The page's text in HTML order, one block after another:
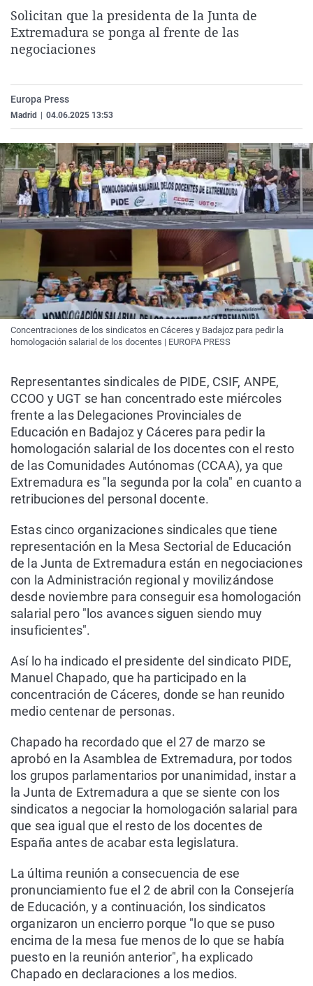
La rosa de los vientos
Gente viajera
Caso
Retornados
Operación Viuda
Extremadura
Galicia
Navarra
Virales
Televisión
Solicitan que la presidenta de la Junta de
Extremadura se ponga al frente de las
negociaciones
Europa Press
Madrid 04.06.2025 13:53
Concentraciones de los sindicatos en Cáceres y Badajoz para pedir la
homologación salarial de los docentes | EUROPA PRESS
Representantes sindicales de PIDE, CSIF, ANPE,
CCOO y UGT se han concentrado este miércoles
frente a las Delegaciones Provinciales de
Educación en Badajoz y Cáceres para pedir la
homologación salarial de los docentes con el resto
de las Comunidades Autónomas (CCAA), ya que
Extremadura es "la segunda por la cola" en cuanto a
retribuciones del personal docente.
Estas cinco organizaciones sindicales que tiene
representación en la Mesa Sectorial de Educación
de la Junta de Extremadura están en negociaciones
con la Administración regional y movilizándose
desde noviembre para conseguir esa homologación
salarial pero "los avances siguen siendo muy
insuficientes".
Así lo ha indicado el presidente del sindicato PIDE,
Manuel Chapado, que ha participado en la
concentración de Cáceres, donde se han reunido
medio centenar de personas.
Chapado ha recordado que el 27 de marzo se
aprobó en la Asamblea de Extremadura, por todos
los grupos parlamentarios por unanimidad, instar a
la Junta de Extremadura a que se siente con los
sindicatos a negociar la homologación salarial para
que sea igual que el resto de los docentes de
España antes de acabar esta legislatura.
La última reunión a consecuencia de ese
pronunciamiento fue el 2 de abril con la Consejería
de Educación, y a continuación, los sindicatos
organizaron un encierro porque "lo que se puso
encima de la mesa fue menos de lo que se había
puesto en la reunión anterior", ha explicado
Chapado en declaraciones a los medios.